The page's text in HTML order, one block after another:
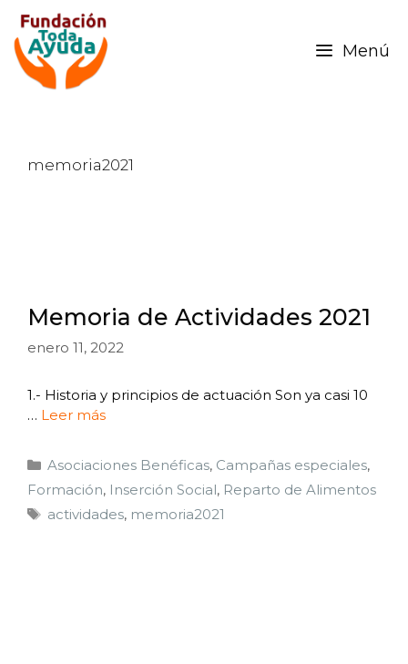
Menú
memoria2021
Memoria de Actividades 2021
enero 11, 2022
1.- Historia y principios de actuación Son ya casi 10
… Leer más
Asociaciones Benéficas, Campañas especiales,
Formación, Inserción Social, Reparto de Alimentos
actividades, memoria2021